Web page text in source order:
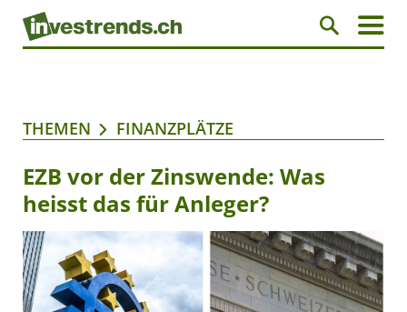
THEMEN FINANZPLÄTZE
EZB vor der Zinswende: Was
heisst das für Anleger?